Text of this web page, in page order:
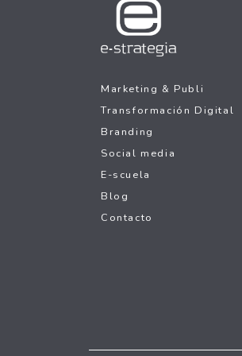
Marketing & Publi
Transformación Digital
Branding
Social media
E-scuela
Blog
Contacto